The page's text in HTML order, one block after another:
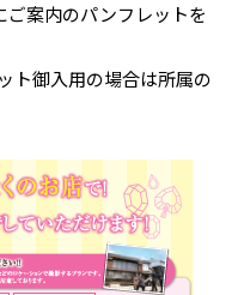
案内のパンフレットを
ト御入用の場合は所属の